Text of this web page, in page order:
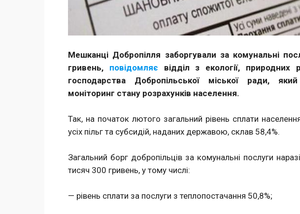
Мешканці Добропілля заборгували за комунальні
гривень, повідомляє відділ з екології, природних
господарства Добропільської міської ради,
моніторинг стану розрахунків населення.
Так, на початок лютого загальний рівень сплати
усіх пільг та субсидій, наданих державою, склав 58,4%.
Загальний борг добропільців за комунальні послуги
тисяч 300 гривень, у тому числі:
— рівень сплати за послуги з теплопостачання 50,8%;